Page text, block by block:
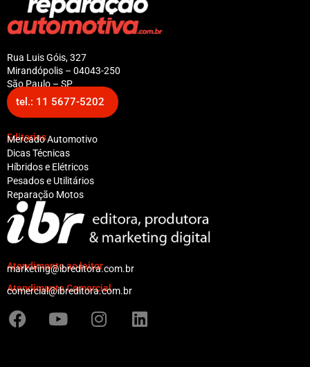
Rua Luis Góis, 327
Mirandópolis – 04043-250
São Paulo – SP
tel.: 11 5677-5202
Editorias
Mercado Automotivo
Dicas Técnicas
Híbridos e Elétricos
Pesados e Utilitários
Reparação Motos
Atendimento ao leitor
marketing@ibreditora.com.br
Atendimento Comercial
comercial@ibreditora.com.br
F
a
Y
o
I
n
L
i